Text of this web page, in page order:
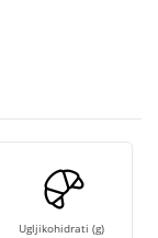
Ugljikohidrati (g)